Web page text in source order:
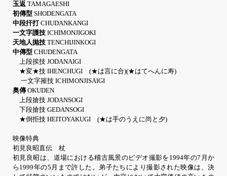
玉返 TAMAGAESHI
初傳型 SHODENGATA
中段扞打 CHUDANKANGI
一文字護技 ICHIMONJIGOKI
天地人抛技 TENCHIJINKOGI
中傳型 CHUDENGATA
上段挨技 JODANAIGI
★変★技 IHENCHUGI (★は言に合)(★はてへんに寿)
一文字摧技 ICHIMONJISAIGI
奥傳 OKUDEN
上段搶技 JODANSOGI
下段搶技 GEDANSOGI
★倒拒技 HEITOYAKUGI (★は手のうえに尚と夕)
映像特典
初見良昭直伝 杖
初見良昭は、道場における稽古風景のビデオ撮影を1994年の7月か
ら1999年の5月まで許した。弟子たちにより撮影された映像は、決